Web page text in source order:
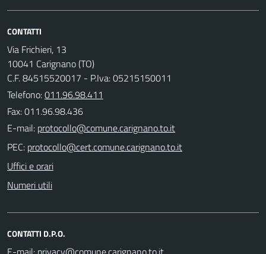
CONTATTI
Via Frichieri, 13
10041 Carignano (TO)
C.F. 84515520017 - P.Iva: 05215150011
Telefono:011.96.98.411
Fax: 011.96.98.436
E-mail:
PEC:
Uffici e orari
Numeri utili
CONTATTI D.P.O.